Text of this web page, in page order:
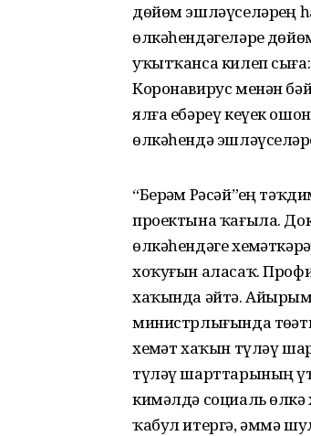
дөйөм эшләүселәрҙең
өлкәһендәгеләрҙе
уҡытҡанса килеп
Коронавирус менән
ялға ебәреү кеүек
өлкәһендә
“Берҙәм Рәсәй”ҙең
проектына ҡағыла.
өлкәһендәге
хоҡуғын аласаҡ.
хаҡында әйтә. Айырым
министрлығында
хеҙмәт хаҡын түләү
түләү шарттарының
кимәлдә социаль өлкә
ҡабул итергә, әммә